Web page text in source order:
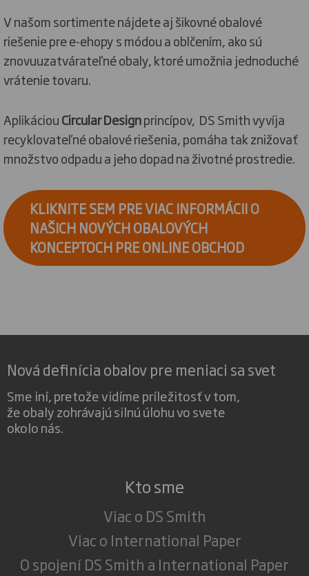
V našom sortimente nájdete aj šikovné obalové
riešenie pre e-ehopy s módou a oblčením, ako sú
znovuuzatvárateľné obaly, ktoré umožnia jednoduché
vrátenie tovaru.
AplikáciouCircular Designprincípov, DS Smith vyvíja
recyklovateľné obalové riešenia, pomáha tak znižovať
množstvo odpadu a jeho dopad na životné prostredie.
KLIKNITE SEM PRE VIAC INFORMÁCII O
NAŠICH NOVÝCH OBALOVÝCH
KONCEPTOCH PRE ONLINE OBCHOD
Nová definícia obalov pre meniaci sa svet
Sme iní, pretože vidíme príležitosť v tom,
že obaly zohrávajú silnú úlohu vo svete
okolo nás.
Kto sme
Viac o DS Smith
Viac o International Paper
O spojení DS Smith a International Paper